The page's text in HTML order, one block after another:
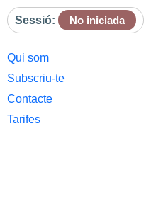
Sessió: No iniciada
Qui som
Subscriu-te
Contacte
Tarifes